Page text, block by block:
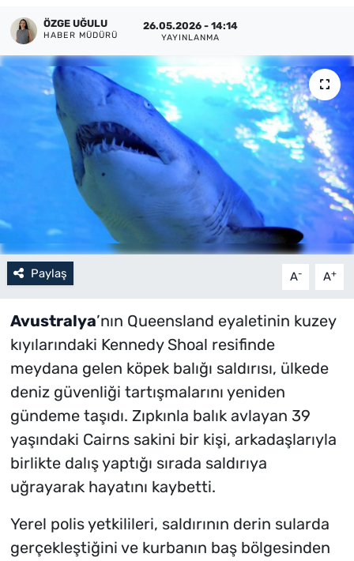
ÖZGE UĞULU
HABER MÜDÜRÜ
26.05.2026 - 14:14
YAYINLANMA
Paylaş A- A+
Avustralya’nın Queensland eyaletinin kuzey
kıyılarındaki Kennedy Shoal resifinde
meydana gelen köpek balığı saldırısı, ülkede
deniz güvenliği tartışmalarını yeniden
gündeme taşıdı. Zıpkınla balık avlayan 39
yaşındaki Cairns sakini bir kişi, arkadaşlarıyla
birlikte dalış yaptığı sırada saldırıya
uğrayarak hayatını kaybetti.
Yerel polis yetkilileri, saldırının derin sularda
gerçekleştiğini ve kurbanın baş bölgesinden